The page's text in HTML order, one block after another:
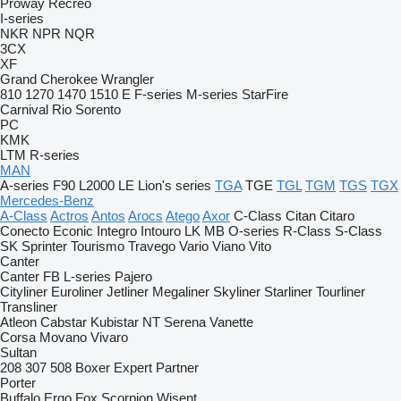
Proway Recreo
I-series
NKR NPR NQR
3CX
XF
Grand Cherokee Wrangler
810 1270 1470 1510 E F-series M-series StarFire
Carnival Rio Sorento
PC
KMK
LTM R-series
MAN
A-series F90 L2000 LE Lion's series TGA TGE TGL TGM TGS TGX
Mercedes-Benz
A-Class Actros Antos Arocs AtegoAxor C-Class Citan Citaro
Conecto Econic Integro Intouro LK MB O-series R-Class S-Class
SK Sprinter Tourismo Travego Vario Viano Vito
Canter
Canter FB L-series Pajero
Cityliner Euroliner Jetliner Megaliner Skyliner Starliner Tourliner
Transliner
Atleon Cabstar Kubistar NT Serena Vanette
Corsa Movano Vivaro
Sultan
208 307 508 Boxer Expert Partner
Porter
Buffalo Ergo Fox Scorpion Wisent